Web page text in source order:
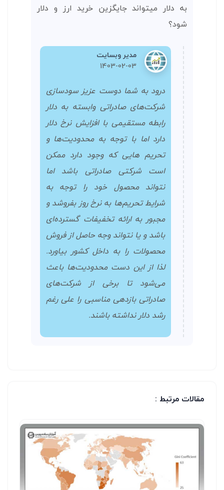
به دلار میتواند جایگزین خرید ارز و دلار
شود؟
مدیر وبسایت
1403-02-03
درود به شما دوست عزیز سودسازی
شرکت‌های صادراتی وابسته به دلار
رابطه مستقیمی با افزایش نرخ دلار
دارد اما با توجه به محدودیت‌ها و
تحریم هایی که وجود دارد ممکن
است شرکتی صادراتی باشد اما
نتواند محصول خود را توجه به
شرایط تحریم‌ها به نرخ روز بفروشد و
مجبور به ارائه تخفیفات گسترده‌ای
باشد و یا نتواند وجه حاصل از فروش
محصولات را به داخل کشور بیاورد.
لذا از این دست محدودیت‌ها باعث
می‌شود تا برخی از شرکت‌های
صادراتی بازدهی مناسبی را علی رغم
رشد دلار نداشته باشند.
مقالات مرتبط :